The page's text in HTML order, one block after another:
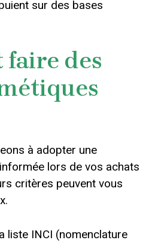
sur des bases
faire des
à adopter une
lors de vos achats
critères peuvent vous
liste INCI (nomenclature